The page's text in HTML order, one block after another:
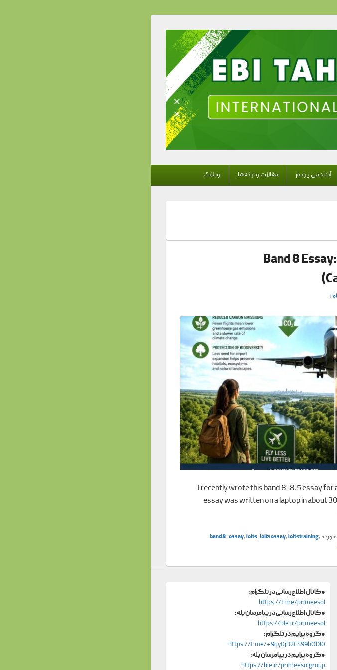
Ebi
آکادمی پرایم مقالات و ارائه‌ها وبلاگ
Band 8
↓
I recently wrote this band 8-8.5 essay for
essay was written on a laptop in about
Band 8 Essay: Effects of Reduced Air Travel (Cambridge IELTS Academic
band8,essay,ielts,ieltsessay,ieltstraining,
●کانال اطلاع‌رسانی در تلگرام:
https://t.me/primeesol
●کانال اطلاع‌رسانی در پیامرسان بله:
https://ble.ir/primeesol
●گروه پرایم در تلگرام:
https://t.me/+9qy0jD2CS99hODI0
●گروه پرایم در پیامرسان بله:
https://ble.ir/primeesolgroup